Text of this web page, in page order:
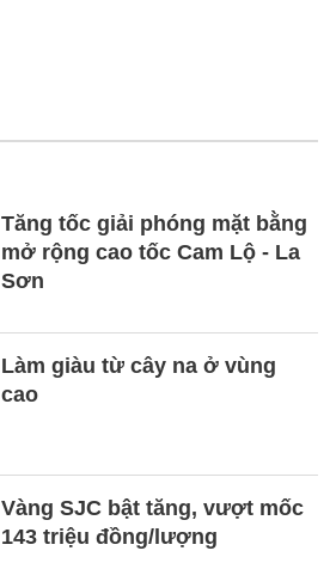
Tăng tốc giải phóng mặt bằng
mở rộng cao tốc Cam Lộ - La
Sơn
Làm giàu từ cây na ở vùng
cao
Vàng SJC bật tăng, vượt mốc
143 triệu đồng/lượng